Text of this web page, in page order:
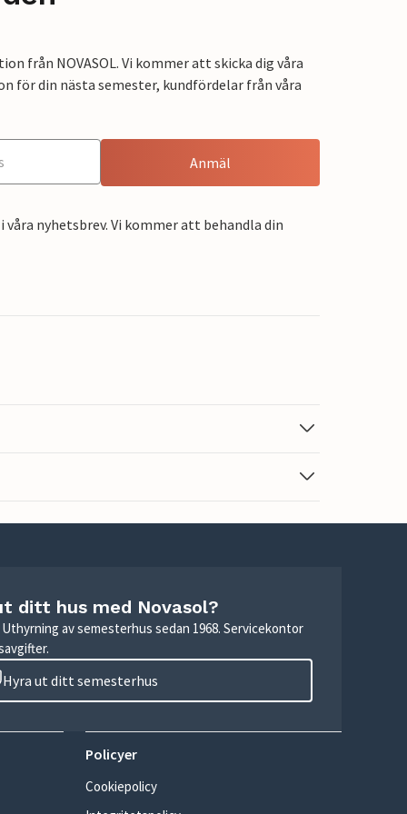
från NOVASOL. Vi kommer att skicka dig våra
för din nästa semester, kundfördelar från våra
Anmäl
nyhetsbrev. Vi kommer att behandla din
ditt hus med Novasol?
av semesterhus sedan 1968. Servicekontor
Hyra ut ditt semesterhus
Policyer
Cookiepolicy